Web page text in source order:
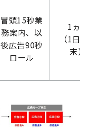
冒頭15秒業
務案内、以
後広告90秒
ロール
1ヵ月
（1日
末）